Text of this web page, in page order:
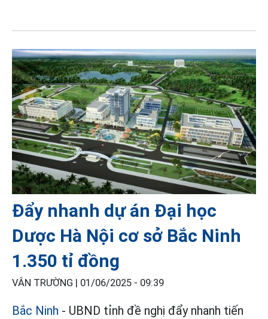
Đẩy nhanh dự án Đại học
Dược Hà Nội cơ sở Bắc Ninh
1.350 tỉ đồng
VÂN TRƯỜNG | 01/06/2025 - 09:39
Bắc Ninh - UBND tỉnh đề nghị đẩy nhanh tiến